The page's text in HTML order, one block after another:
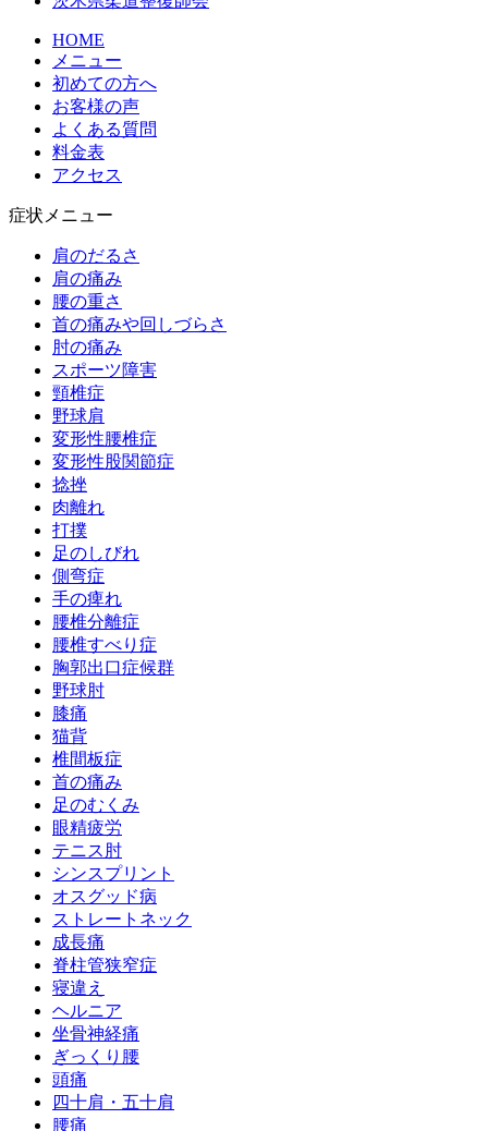
HOME
メニュー
初めての方へ
お客様の声
よくある質問
料金表
アクセス
症状メニュー
肩のだるさ
肩の痛み
腰の重さ
首の痛みや回しづらさ
肘の痛み
スポーツ障害
頸椎症
野球肩
変形性腰椎症
変形性股関節症
捻挫
肉離れ
打撲
足のしびれ
側弯症
手の痺れ
腰椎分離症
腰椎すべり症
胸郭出口症候群
野球肘
膝痛
猫背
椎間板症
首の痛み
足のむくみ
眼精疲労
テニス肘
シンスプリント
オスグッド病
ストレートネック
成長痛
脊柱管狭窄症
寝違え
ヘルニア
坐骨神経痛
ぎっくり腰
頭痛
四十肩・五十肩
腰痛